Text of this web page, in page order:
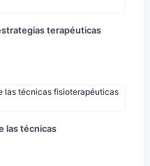
terapéuticas
las técnicas